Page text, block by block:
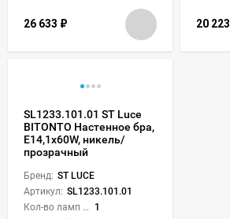
26 633 ₽ 20 223
SL1233.101.01 ST Luce
BITONTO Настенное бра,
E14,1х60W, никель/
прозрачный
Бренд: ST LUCE
Артикул: SL1233.101.01
Кол-во ламп или LED:
1